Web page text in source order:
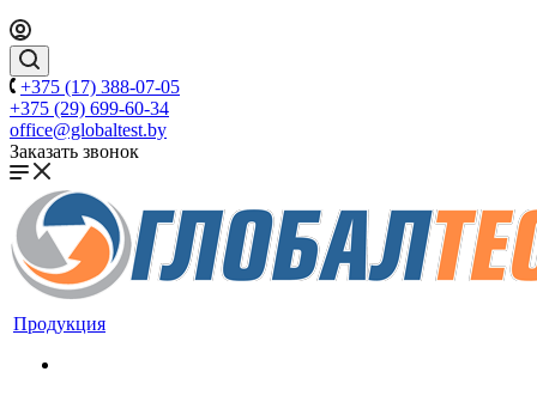
+375 (17) 388-07-05
+375 (29) 699-60-34
office@globaltest.by
Заказать звонок
Продукция